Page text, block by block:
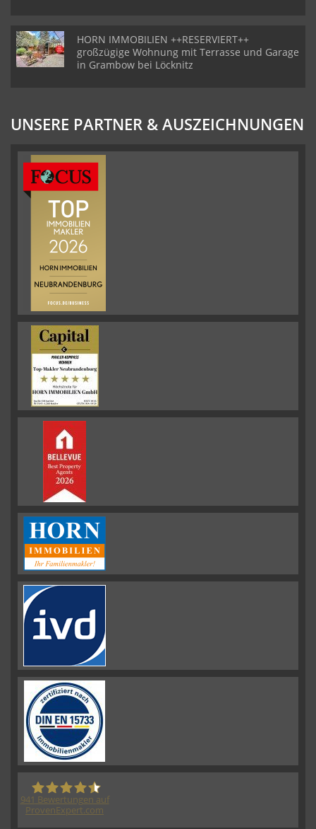
HORN IMMOBILIEN ++RESERVIERT++
großzügige Wohnung mit Terrasse und Garage
in Grambow bei Löcknitz
UNSERE PARTNER & AUSZEICHNUNGEN
941 Bewertungen auf
ProvenExpert.com